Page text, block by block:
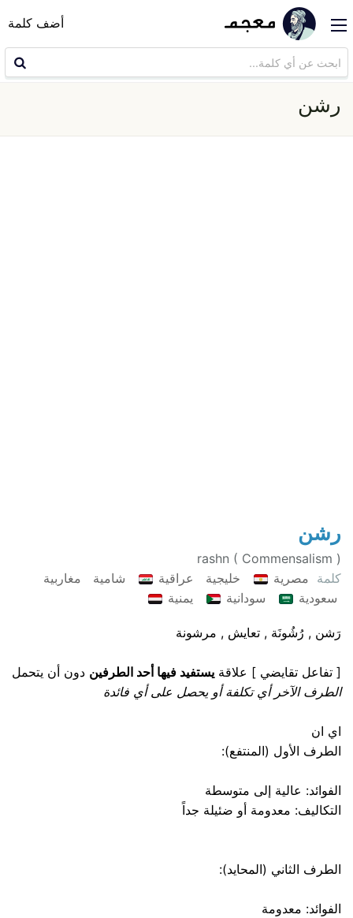
أضف كلمة
رشن
رشن
rashn ( Commensalism )
كلمة مصرية خليجية عراقية شامية
مغاربية
سعودية
سودانية يمنية
رَشن , رُشُونَة , تعايش , مرشونة
[ تفاعل تقايضي ] علاقة يستفيد فيها أحد الطرفين دون أن يتحمل
الطرف الآخر أي تكلفة أو يحصل على أي فائدة
اي ان
الطرف الأول (المنتفع):
الفوائد: عالية إلى متوسطة
التكاليف: معدومة أو ضئيلة جداً
الطرف الثاني (المحايد):
الفوائد: معدومة